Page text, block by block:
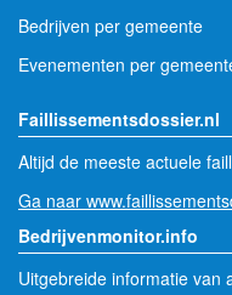
Bedrijven per gemeente
Evenementen per
Faillissementsdossier.nl
Altijd de meeste actuele
Ga naar
Bedrijvenmonitor.info
Uitgebreide informatie van